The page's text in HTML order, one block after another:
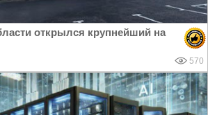
открылся крупнейший на
570